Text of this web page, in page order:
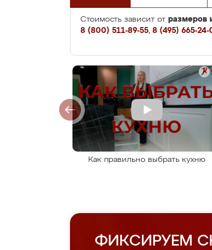
Стоимость зависит от размеров
8 (800) 511-89-55, 8 (495) 665-24-
Как правильно выбрать кухню
ФИКСИРУЕМ